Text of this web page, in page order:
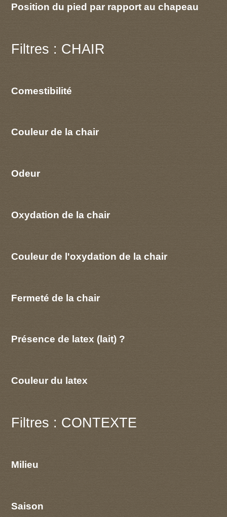
Position du pied par rapport au chapeau
Filtres : CHAIR
Comestibilité
Couleur de la chair
Odeur
Oxydation de la chair
Couleur de l'oxydation de la chair
Fermeté de la chair
Présence de latex (lait) ?
Couleur du latex
Filtres : CONTEXTE
Milieu
Saison